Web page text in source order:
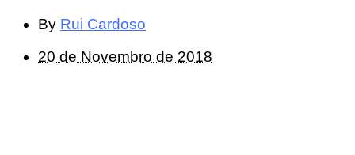
By Rui Cardoso
20 de Novembro de 2018